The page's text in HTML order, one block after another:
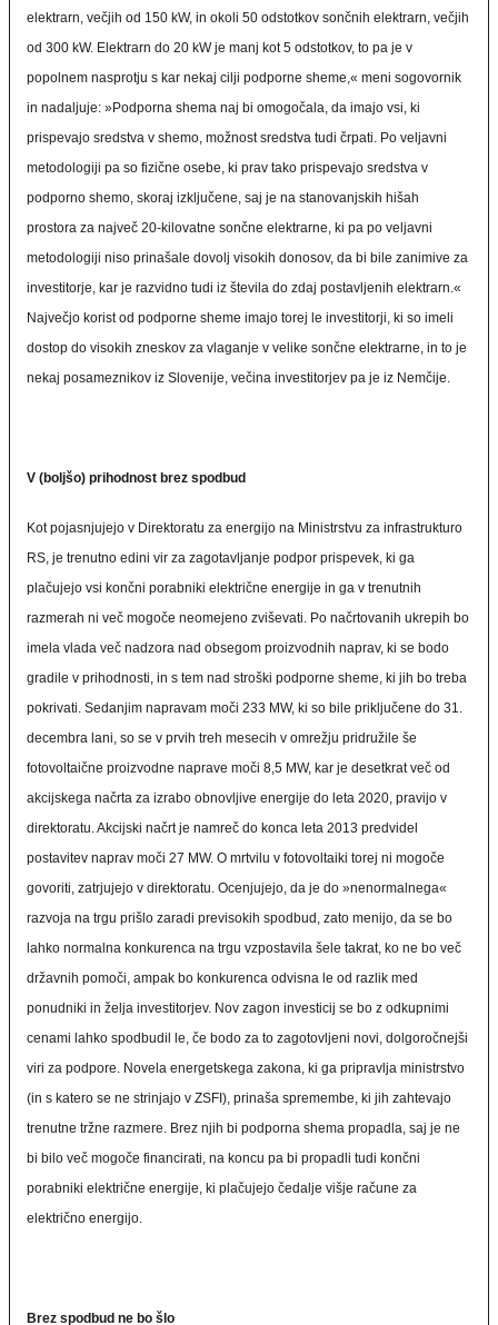
elektrarn, večjih od 150 kW, in okoli 50 odstotkov sončnih elektrarn, večjih
od 300 kW. Elektrarn do 20 kW je manj kot 5 odstotkov, to pa je v
popolnem nasprotju s kar nekaj cilji podporne sheme,« meni sogovornik
in nadaljuje: »Podporna shema naj bi omogočala, da imajo vsi, ki
prispevajo sredstva v shemo, možnost sredstva tudi črpati. Po veljavni
metodologiji pa so fizične osebe, ki prav tako prispevajo sredstva v
podporno shemo, skoraj izključene, saj je na stanovanjskih hišah
prostora za največ 20-kilovatne sončne elektrarne, ki pa po veljavni
metodologiji niso prinašale dovolj visokih donosov, da bi bile zanimive za
investitorje, kar je razvidno tudi iz števila do zdaj postavljenih elektrarn.«
Največjo korist od podporne sheme imajo torej le investitorji, ki so imeli
dostop do visokih zneskov za vlaganje v velike sončne elektrarne, in to je
nekaj posameznikov iz Slovenije, večina investitorjev pa je iz Nemčije.
V (boljšo) prihodnost brez spodbud
Kot pojasnjujejo v Direktoratu za energijo na Ministrstvu za infrastrukturo
RS, je trenutno edini vir za zagotavljanje podpor prispevek, ki ga
plačujejo vsi končni porabniki električne energije in ga v trenutnih
razmerah ni več mogoče neomejeno zviševati. Po načrtovanih ukrepih bo
imela vlada več nadzora nad obsegom proizvodnih naprav, ki se bodo
gradile v prihodnosti, in s tem nad stroški podporne sheme, ki jih bo treba
pokrivati. Sedanjim napravam moči 233 MW, ki so bile priključene do 31.
decembra lani, so se v prvih treh mesecih v omrežju pridružile še
fotovoltaične proizvodne naprave moči 8,5 MW, kar je desetkrat več od
akcijskega načrta za izrabo obnovljive energije do leta 2020, pravijo v
direktoratu. Akcijski načrt je namreč do konca leta 2013 predvidel
postavitev naprav moči 27 MW. O mrtvilu v fotovoltaiki torej ni mogoče
govoriti, zatrjujejo v direktoratu. Ocenjujejo, da je do »nenormalnega«
razvoja na trgu prišlo zaradi previsokih spodbud, zato menijo, da se bo
lahko normalna konkurenca na trgu vzpostavila šele takrat, ko ne bo več
državnih pomoči, ampak bo konkurenca odvisna le od razlik med
ponudniki in želja investitorjev. Nov zagon investicij se bo z odkupnimi
cenami lahko spodbudil le, če bodo za to zagotovljeni novi, dolgoročnejši
viri za podpore. Novela energetskega zakona, ki ga pripravlja ministrstvo
(in s katero se ne strinjajo v ZSFI), prinaša spremembe, ki jih zahtevajo
trenutne tržne razmere. Brez njih bi podporna shema propadla, saj je ne
bi bilo več mogoče financirati, na koncu pa bi propadli tudi končni
porabniki električne energije, ki plačujejo čedalje višje račune za
električno energijo.
Brez spodbud ne bo šlo